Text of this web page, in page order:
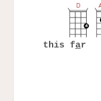
this far